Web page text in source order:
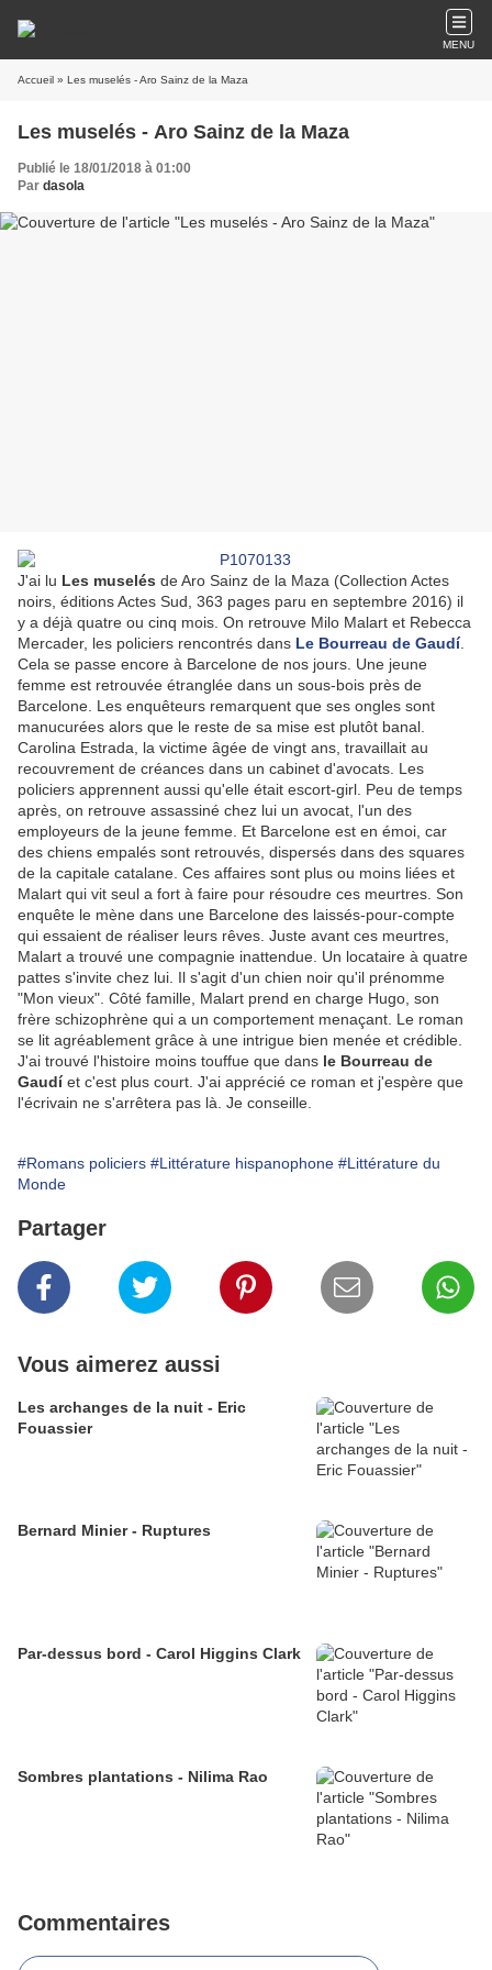
MENU
Accueil » Les muselés - Aro Sainz de la Maza
Les muselés - Aro Sainz de la Maza
Publié le 18/01/2018 à 01:00
Par dasola
J'ai lu Les muselés de Aro Sainz de la Maza (Collection Actes
noirs, éditions Actes Sud, 363 pages paru en septembre 2016) il
y a déjà quatre ou cinq mois. On retrouve Milo Malart et Rebecca
Mercader, les policiers rencontrés dans Le Bourreau de Gaudí.
Cela se passe encore à Barcelone de nos jours. Une jeune
femme est retrouvée étranglée dans un sous-bois près de
Barcelone. Les enquêteurs remarquent que ses ongles sont
manucurées alors que le reste de sa mise est plutôt banal.
Carolina Estrada, la victime âgée de vingt ans, travaillait au
recouvrement de créances dans un cabinet d'avocats. Les
policiers apprennent aussi qu'elle était escort-girl. Peu de temps
après, on retrouve assassiné chez lui un avocat, l'un des
employeurs de la jeune femme. Et Barcelone est en émoi, car
des chiens empalés sont retrouvés, dispersés dans des squares
de la capitale catalane. Ces affaires sont plus ou moins liées et
Malart qui vit seul a fort à faire pour résoudre ces meurtres. Son
enquête le mène dans une Barcelone des laissés-pour-compte
qui essaient de réaliser leurs rêves. Juste avant ces meurtres,
Malart a trouvé une compagnie inattendue. Un locataire à quatre
pattes s'invite chez lui. Il s'agit d'un chien noir qu'il prénomme
"Mon vieux". Côté famille, Malart prend en charge Hugo, son
frère schizophrène qui a un comportement menaçant. Le roman
se lit agréablement grâce à une intrigue bien menée et crédible.
J'ai trouvé l'histoire moins touffue que dans le Bourreau de
Gaudíet c'est plus court. J'ai apprécié ce roman et j'espère que
l'écrivain ne s'arrêtera pas là. Je conseille.
#Romans policiers #Littérature hispanophone #Littérature du
Monde
Partager
Vous aimerez aussi
Les archanges de la nuit - Eric
Fouassier
Bernard Minier - Ruptures
Par-dessus bord - Carol Higgins Clark
Sombres plantations - Nilima Rao
Commentaires